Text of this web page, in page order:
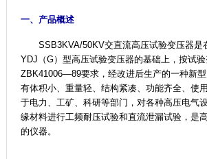
一、产品概述
SSB3KVA/50KV交直流高压试验变压器是
YDJ（G）型高压试验变压器的基础上，按试
ZBK41006—89要求，经改进后生产的一种新
有体积小、重量轻、结构紧凑、功能齐全、使
于电力、工矿、科研等部门，对各种高压电气
缘材料进行工频耐压试验和直流泄漏试验，是
的仪器。